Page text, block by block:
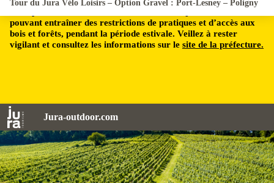
pouvant entraîner des restrictions de pratiques et d’accès aux
bois et forêts, pendant la période estivale. Veillez à rester
vigilant et consultez les informations sur le site de la préfecture.
Jura-outdoor.com
Tour du Jura Vélo Loisirs – Option Gravel : Port-Lesney – Poligny